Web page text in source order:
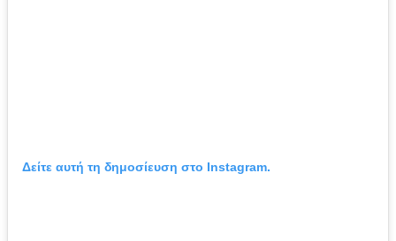
Δείτε αυτή τη δημοσίευση στο Instagram.